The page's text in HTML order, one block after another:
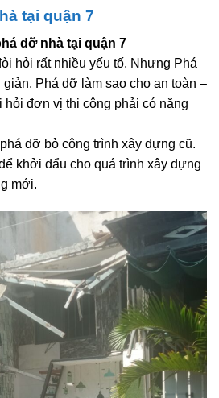
tại quận 7
dỡ nhà tại quận 7
hỏi rất nhiều yếu tố. Nhưng Phá
Phá dỡ làm sao cho an toàn –
hỏi đơn vị thi công phải có năng
dỡ bỏ công trình xây dựng cũ.
khởi đẩu cho quá trình xây dựng
mới.